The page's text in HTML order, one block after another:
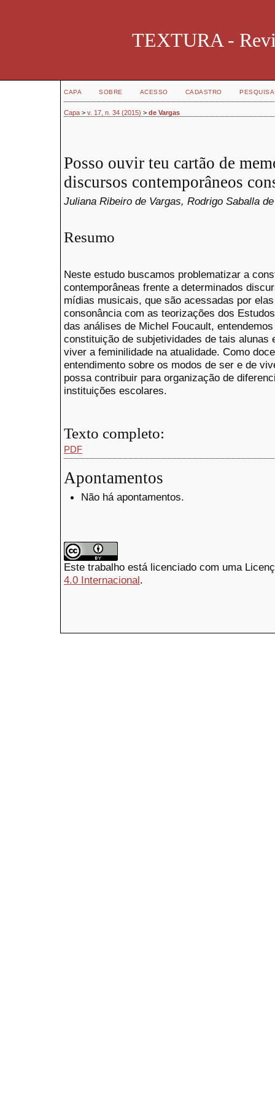
TEXTURA -
CAPA SOBRE ACESSO CADASTRO PESQUISA
Capa > v. 17, n. 34 (2015) > de Vargas
Posso ouvir teu cartão de
discursos contemporâneos
Juliana Ribeiro de Vargas, Rodrigo Saballa
Resumo
Neste estudo buscamos problematizar a
contemporâneas frente a determinados
mídias musicais, que são acessadas por
consonância com as teorizações dos
das análises de Michel Foucault,
constituição de subjetividades de tais alunas
viver a feminilidade na atualidade. Como
entendimento sobre os modos de ser e de
possa contribuir para organização de
instituições escolares.
Texto completo:
PDF
Apontamentos
Não há apontamentos.
Este trabalho está licenciado com uma
4.0 Internacional.